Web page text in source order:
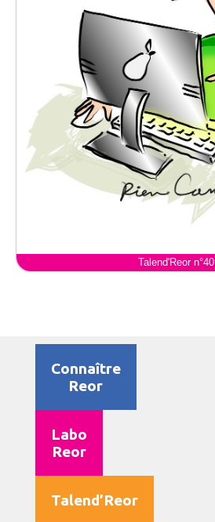
Talend'Reor n°40
Connaître
Reor
Labo
Reor
Talend’Reor